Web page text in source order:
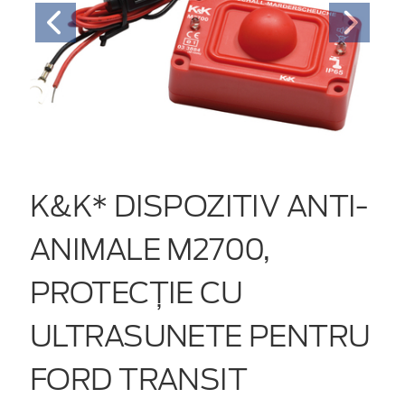
K&K* DISPOZITIV ANTI-
ANIMALE M2700,
PROTECȚIE CU
ULTRASUNETE PENTRU
FORD TRANSIT